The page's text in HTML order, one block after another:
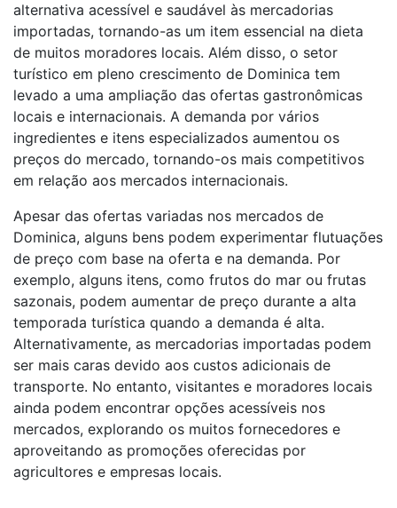
alternativa acessível e saudável às mercadorias
importadas, tornando-as um item essencial na dieta
de muitos moradores locais. Além disso, o setor
turístico em pleno crescimento de Dominica tem
levado a uma ampliação das ofertas gastronômicas
locais e internacionais. A demanda por vários
ingredientes e itens especializados aumentou os
preços do mercado, tornando-os mais competitivos
em relação aos mercados internacionais.
Apesar das ofertas variadas nos mercados de
Dominica, alguns bens podem experimentar flutuações
de preço com base na oferta e na demanda. Por
exemplo, alguns itens, como frutos do mar ou frutas
sazonais, podem aumentar de preço durante a alta
temporada turística quando a demanda é alta.
Alternativamente, as mercadorias importadas podem
ser mais caras devido aos custos adicionais de
transporte. No entanto, visitantes e moradores locais
ainda podem encontrar opções acessíveis nos
mercados, explorando os muitos fornecedores e
aproveitando as promoções oferecidas por
agricultores e empresas locais.